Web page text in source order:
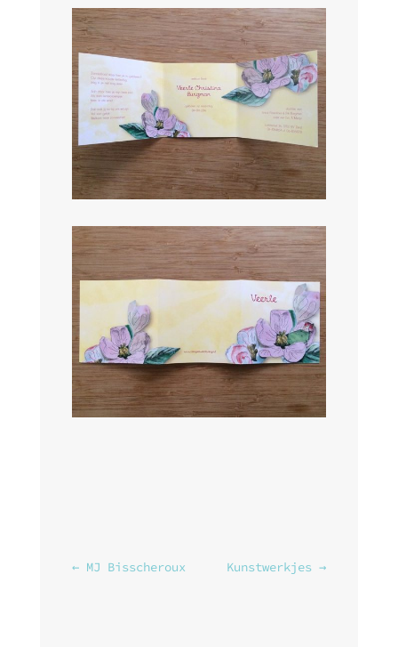
← MJ Bisscheroux Kunstwerkjes →